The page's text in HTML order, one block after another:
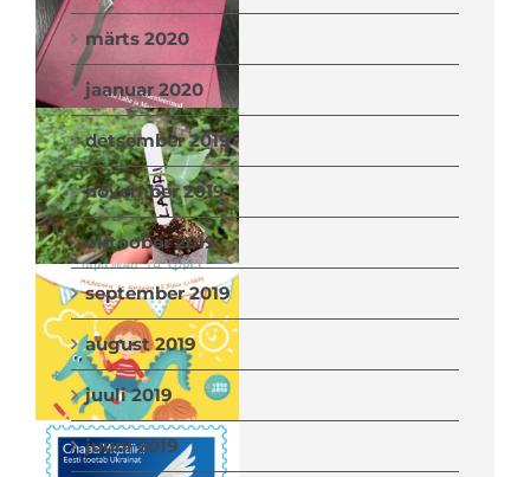
märts 2020
jaanuar 2020
detsember 2019
november 2019
oktoober 2019
september 2019
august 2019
juuli 2019
juuni 2019